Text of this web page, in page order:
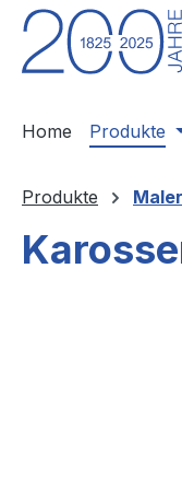
Hauptinhalt
Zur Suche springen
Zur
Home Produkte
Produkte